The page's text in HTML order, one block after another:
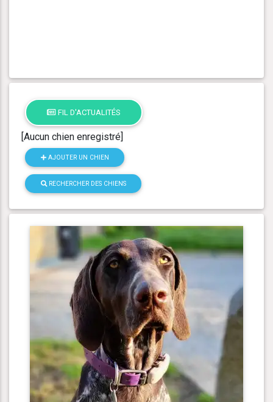
FIL D'ACTUALITÉS
[Aucun chien enregistré]
AJOUTER UN CHIEN
RECHERCHER DES CHIENS